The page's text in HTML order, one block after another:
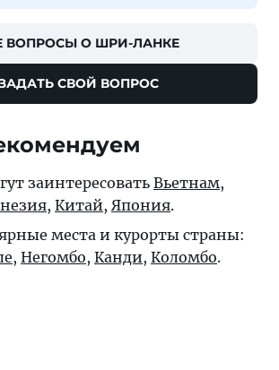
ВОПРОСЫ О ШРИ-ЛАНКЕ
СВОЙ ВОПРОС
заинтересовать Вьетнам,
, Китай, Япония.
места и курорты страны:
, Негомбо, Канди, Коломбо.